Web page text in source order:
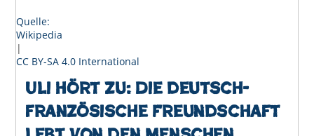
Quelle:
Wikipedia
|
CC BY-SA 4.0 International
Uli hört zu: Die deutsch-
französische Freundschaft